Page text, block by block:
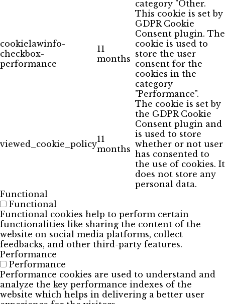
category "Other.
cookielawinfo-
checkbox-
performance
11
months
This cookie is set by
GDPR Cookie
Consent plugin. The
cookie is used to
store the user
consent for the
cookies in the
category
"Performance".
viewed_cookie_policy11
months
The cookie is set by
the GDPR Cookie
Consent plugin and
is used to store
whether or not user
has consented to
the use of cookies. It
does not store any
personal data.
Functional
Functional
Functional cookies help to perform certain
functionalities like sharing the content of the
website on social media platforms, collect
feedbacks, and other third-party features.
Performance
Performance
Performance cookies are used to understand and
analyze the key performance indexes of the
website which helps in delivering a better user